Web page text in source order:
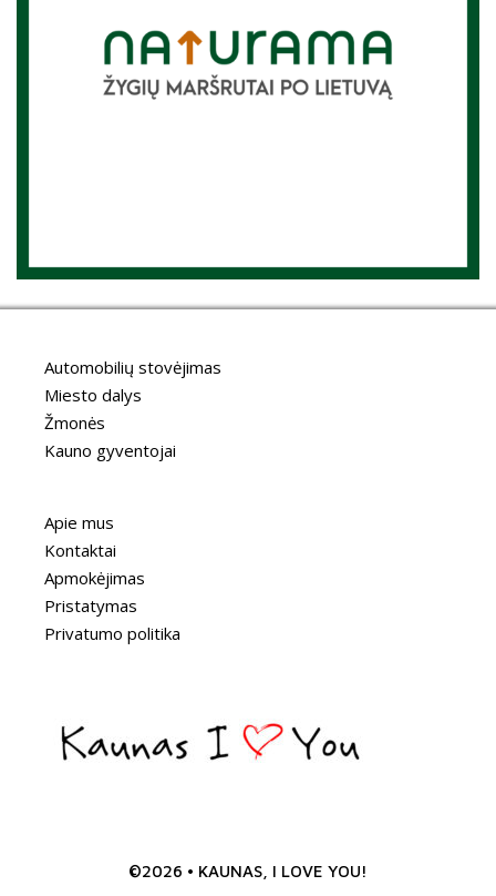
Automobilių stovėjimas
Miesto dalys
Žmonės
Kauno gyventojai
Apie mus
Kontaktai
Apmokėjimas
Pristatymas
Privatumo politika
©2026 • KAUNAS, I LOVE YOU!